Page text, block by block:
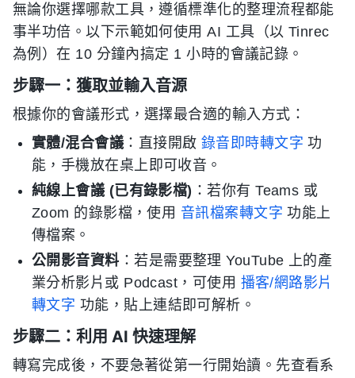
無論你選擇哪款工具，遵循標準化的整理流程都能
事半功倍。以下示範如何使用 AI 工具（以 Tinrec
為例）在 10 分鐘內搞定 1 小時的會議記錄。
步驟一：獲取並輸入音源
根據你的會議形式，選擇最合適的輸入方式：
實體/混合會議 ：直接開啟 錄音即時轉文字 功
能，手機放在桌上即可收音。
純線上會議 (已有錄影檔) ：若你有 Teams 或
Zoom 的錄影檔，使用 音訊檔案轉文字 功能上
傳檔案。
公開影音資料：若是需要整理 YouTube 上的產
業分析影片或 Podcast，可使用 播客/網路影片
轉文字 功能，貼上連結即可解析。
步驟二：利用 AI 快速理解
轉寫完成後，不要急著從第一行開始讀。先查看系